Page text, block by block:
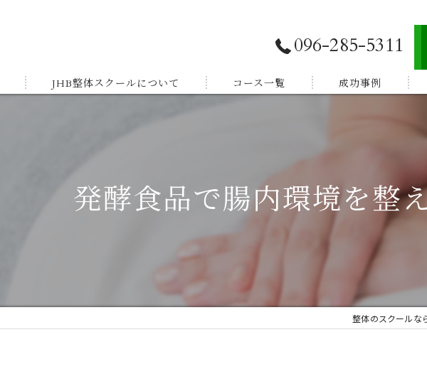
096-285-5311
JHB整体スクールについて
受講生の声＆体験談
コース一覧
家族を癒したい
成功事例
発酵食品で腸内環境を整
整体のスクールな